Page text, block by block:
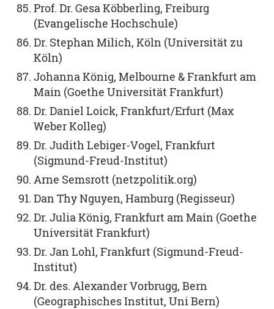
Prof. Dr. Gesa Köbberling, Freiburg
(Evangelische Hochschule)
Dr. Stephan Milich, Köln (Universität zu
Köln)
Johanna König, Melbourne & Frankfurt am
Main (Goethe Universität Frankfurt)
Dr. Daniel Loick, Frankfurt/Erfurt (Max
Weber Kolleg)
Dr. Judith Lebiger-Vogel, Frankfurt
(Sigmund-Freud-Institut)
Arne Semsrott (netzpolitik.org)
Dan Thy Nguyen, Hamburg (Regisseur)
Dr. Julia König, Frankfurt am Main (Goethe
Universität Frankfurt)
Dr. Jan Lohl, Frankfurt (Sigmund-Freud-
Institut)
Dr. des. Alexander Vorbrugg, Bern
(Geographisches Institut, Uni Bern)